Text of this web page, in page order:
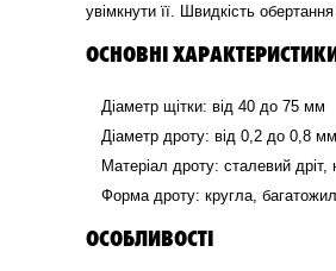
увімкнути її. Швидкість
ОСНОВНІ
Діаметр щітки: від 40 до 75 мм
Діаметр дроту: від 0,2 до 0,8 мм
Матеріал дроту: сталевий
Форма дроту: кругла,
ОСОБЛИВОСТІ